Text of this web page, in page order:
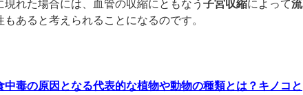
れた場合には、血管の収縮にともなう 子宮収縮によって流
あると考えられることになるのです。
中毒の原因となる代表的な植物や動物の種類とは？キノコと